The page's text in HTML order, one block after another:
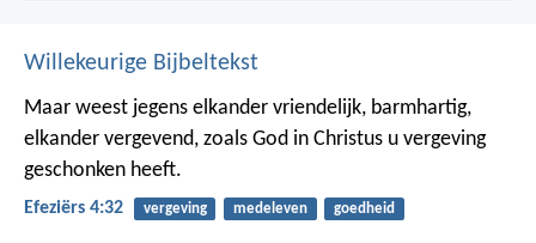
Willekeurige Bijbeltekst
Maar weest jegens elkander vriendelijk, barmhartig,
elkander vergevend, zoals God in Christus u vergeving
geschonken heeft.
Efeziërs 4:32 vergeving medeleven goedheid